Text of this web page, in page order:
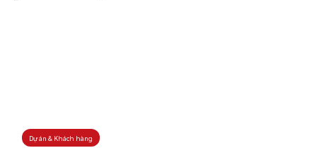
Dự án & Khách hàng